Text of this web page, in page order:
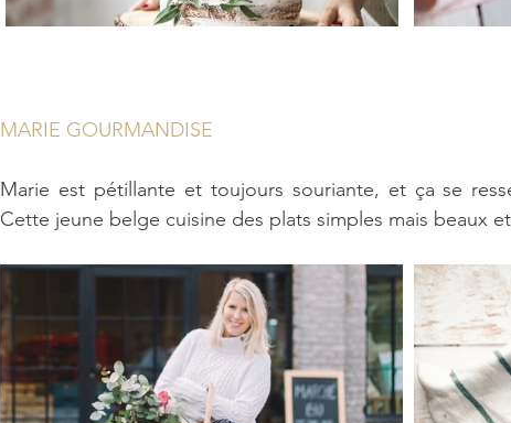
MARIE GOURMANDISE
Marie est pétillante et toujours souriante, et ça se
Cette jeune belge cuisine des plats simples mais beaux